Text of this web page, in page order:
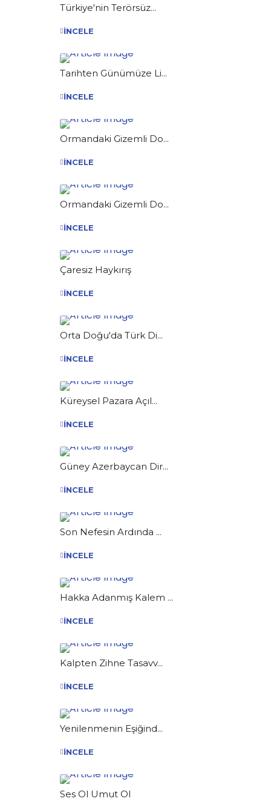
Türkiye'nin Terörsüz...
İNCELE
Tarihten Günümüze Li...
İNCELE
Ormandaki Gizemli Do...
İNCELE
Ormandaki Gizemli Do...
İNCELE
Çaresiz Haykırış
İNCELE
Orta Doğu'da Türk Di...
İNCELE
Küreysel Pazara Açıl...
İNCELE
Güney Azerbaycan Dir...
İNCELE
Son Nefesin Ardında ...
İNCELE
Hakka Adanmış Kalem ...
İNCELE
Kalpten Zihne Tasavv...
İNCELE
Yenilenmenin Eşiğind...
İNCELE
Ses Ol Umut Ol